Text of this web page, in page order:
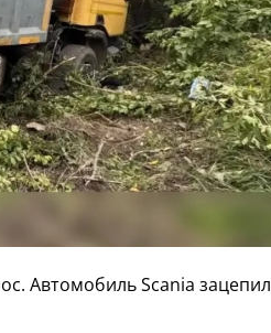
Автомобиль Scania зацепил